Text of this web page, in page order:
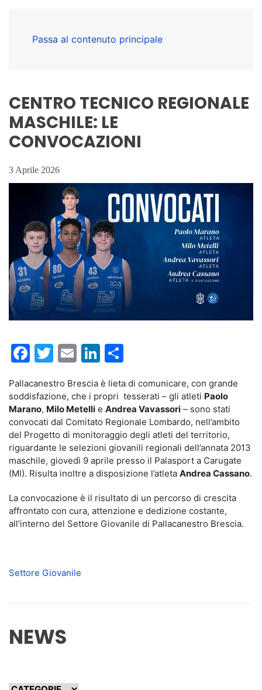
Passa al contenuto principale
CENTRO TECNICO REGIONALE
MASCHILE: LE
CONVOCAZIONI
3 Aprile 2026
Facebook
Twitter
EmailLinkedIn
Pallacanestro Brescia è lieta di comunicare, con grande
soddisfazione, che i propri tesserati – gli atleti Paolo
Marano, Milo Metelli e Andrea Vavassori – sono stati
convocati dal Comitato Regionale Lombardo, nell’ambito
del Progetto di monitoraggio degli atleti del territorio,
riguardante le selezioni giovanili regionali dell’annata 2013
maschile, giovedì 9 aprile presso il Palasport a Carugate
(MI). Risulta inoltre a disposizione l’atleta Andrea Cassano.
La convocazione è il risultato di un percorso di crescita
affrontato con cura, attenzione e dedizione costante,
all’interno del Settore Giovanile di Pallacanestro Brescia.
Settore Giovanile
NEWS